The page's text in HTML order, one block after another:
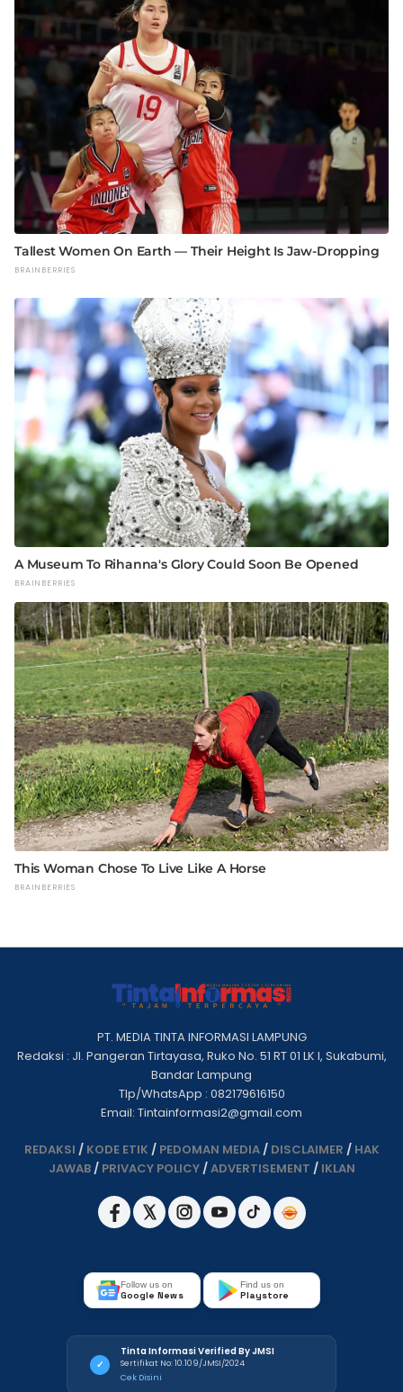
PT. MEDIA TINTA INFORMASI LAMPUNG
Redaksi : Jl. Pangeran Tirtayasa, Ruko No. 51 RT 01 LK I, Sukabumi,
Bandar Lampung
Tlp/WhatsApp : 082179616150
Email: Tintainformasi2@gmail.com
REDAKSI / KODE ETIK / PEDOMAN MEDIA/ DISCLAIMER / HAK
JAWAB/ PRIVACY POLICY/ADVERTISEMENT / IKLAN
Follow us on
Google News
Find us on
Playstore
✓
Tinta Informasi Verified By JMSI
Sertifikat No: 10.109/JMSI/2024
Cek Disini